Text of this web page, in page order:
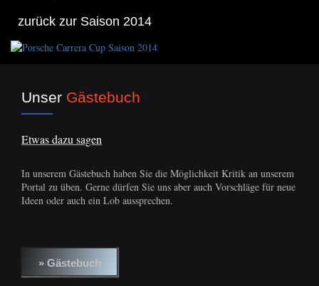
zurück zur Saison 2014
Unser Gästebuch
Etwas dazu sagen
In unserem Gästebuch haben Sie die Möglichkeit Kritik an unserem
Portal zu üben. Gerne dürfen Sie uns aber auch Vorschläge für neue
Ideen oder auch ein Lob aussprechen.